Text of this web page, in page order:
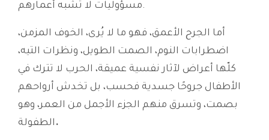
مسؤوليات لا تشبه أعمارهم.
أما الجرح الأعمق، فهو ما لا يُرى، الخوف المزمن،
اضطرابات النوم، الصمت الطويل، ونظرات التيه،
كلّها أعراض لآثار نفسية عميقة، الحرب لا تترك في
الأطفال جروحًا جسدية فحسب، بل تخدش أرواحهم
بصمت، وتسرق منهم الجزء الأجمل من العمر، وهو
الطفولة .